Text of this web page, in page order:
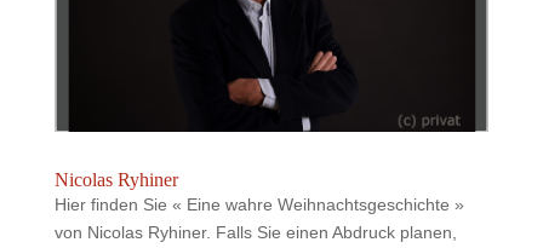
Nicolas Ryhiner
Hier finden Sie « Eine wahre Weihnachtsgeschichte »
von Nicolas Ryhiner. Falls Sie einen Abdruck planen,